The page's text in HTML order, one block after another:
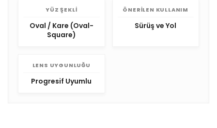
YÜZ ŞEKLI
Oval / Kare (Oval-
Square)
ÖNERILEN KULLANIM
Sürüş ve Yol
LENS UYGUNLUĞU
Progresif Uyumlu